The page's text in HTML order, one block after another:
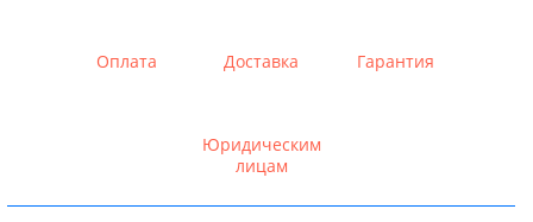
Оплата Доставка Гарантия
Юридическим
лицам